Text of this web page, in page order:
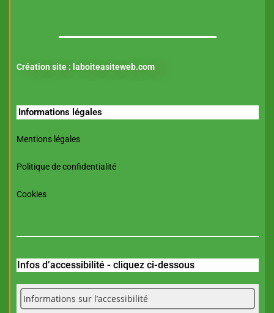
Création site : laboiteasiteweb.com
Informations légales
Mentions légales
Politique de confidentialité
Cookies
Infos d’accessibilité - cliquez ci-dessous
Informations sur l’accessibilité